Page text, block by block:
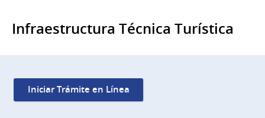
Infraestructura Técnica Turística
Iniciar Trámite en Línea